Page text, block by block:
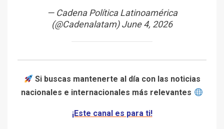
— Cadena Política Latinoamérica
(@Cadenalatam)June 4, 2026
Si buscas mantenerte al día con las noticias
nacionales e internacionales más relevantes
¡Este canal es para ti!